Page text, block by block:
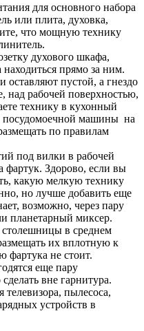
для основного набора
или плита, духовка,
что мощную технику
духового шкафа,
прямо за ним.
оставляют пустой, а гнездо
над рабочей поверхностью,
технику в кухонный
посудомоечной машины на
по правилам
под вилки в рабочей
Здорово, если вы
какую мелкую технику
но лучше добавить еще
возможно, через пару
планетарный миксер.
столешницы в среднем
их вплотную к
фартука не стоит.
еще пару
вне гарнитура.
пылесоса,
устройств в